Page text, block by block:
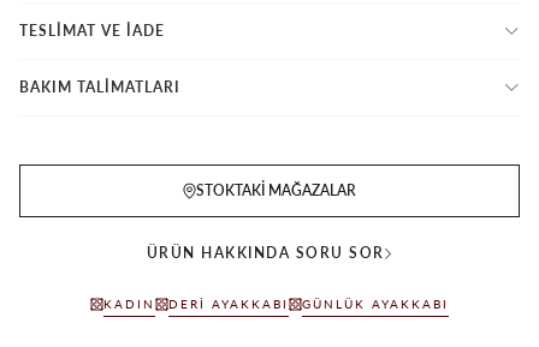
TESLİMAT VE İADE
BAKIM TALİMATLARI
STOKTAKI MAĞAZALAR
ÜRÜN HAKKINDA SORU SOR
KADIN DERI AYAKKABI GÜNLÜK AYAKKABI